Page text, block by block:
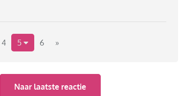
4 5 6 »
Naar laatste reactie